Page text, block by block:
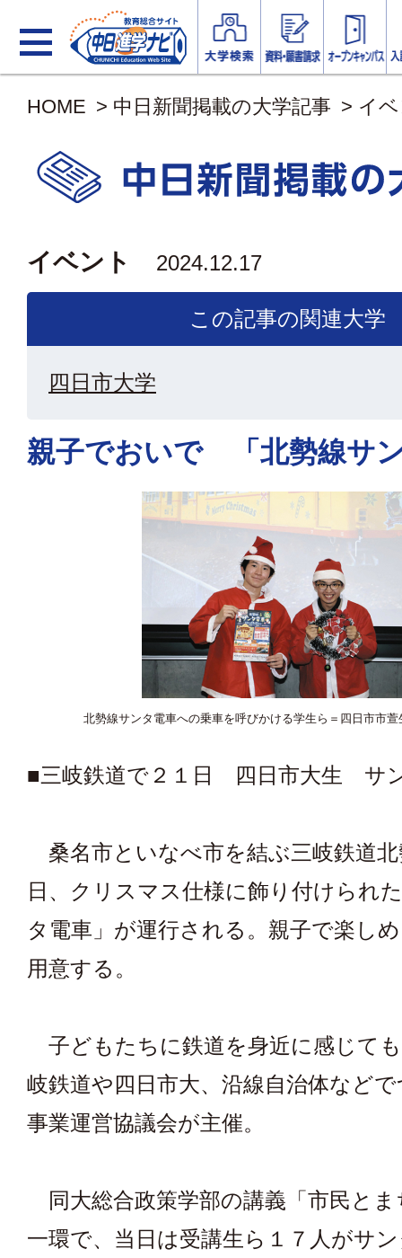
HOME > 中日新聞掲載の大学記事 > イ
イベント 2024.12.17
この記事の関連大学
四日市大学
親子でおいで 「北勢線サ
北勢線サンタ電車への乗車を呼びかける学生ら＝四日市市
■三岐鉄道で２１日 四日市大生 サ
桑名市といなべ市を結ぶ三岐鉄道
日、クリスマス仕様に飾り付けられ
タ電車」が運行される。親子で楽し
用意する。
子どもたちに鉄道を身近に感じて
岐鉄道や四日市大、沿線自治体など
事業運営協議会が主催。
同大総合政策学部の講義「市民と
一環で、当日は受講生ら１７人がサ